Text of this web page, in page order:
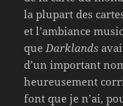
la plupart des
et l’ambiance
que Darklands
d’un important
heureusement
font que je n’ai,